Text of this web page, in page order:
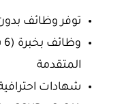
توفر وظائف
المتقدمة
شهادات